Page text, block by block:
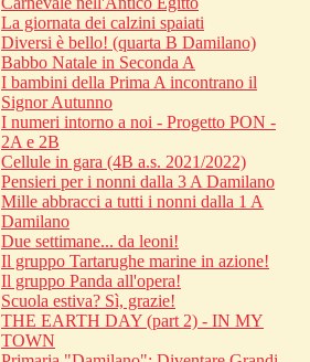
La giornata dei calzini spaiati
Diversi è bello! (quarta B Damilano)
Babbo Natale in Seconda A
I bambini della Prima A incontrano il
Signor Autunno
I numeri intorno a noi - Progetto PON -
2A e 2B
Cellule in gara (4B a.s. 2021/2022)
Pensieri per i nonni dalla 3 A Damilano
Mille abbracci a tutti i nonni dalla 1 A
Damilano
Due settimane... da leoni!
Il gruppo Tartarughe marine in azione!
Il gruppo Panda all'opera!
Scuola estiva? Sì, grazie!
THE EARTH DAY (part 2) - IN MY
TOWN